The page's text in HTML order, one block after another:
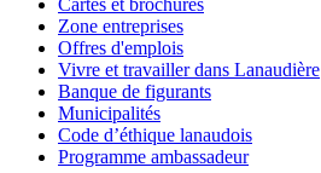
Cartes et brochures
Zone entreprises
Offres d'emplois
Vivre et travailler dans Lanaudière
Banque de figurants
Municipalités
Code d’éthique lanaudois
Programme ambassadeur